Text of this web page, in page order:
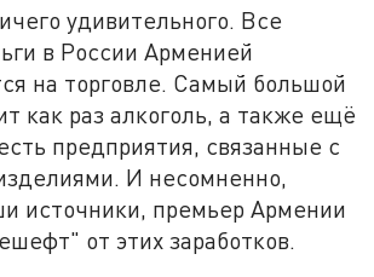
удивительного. Все
в России Арменией
на торговле. Самый большой
как раз алкоголь, а также ещё
предприятия, связанные с
И несомненно,
источники, премьер Армении
от этих заработков.